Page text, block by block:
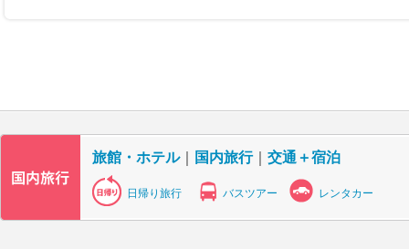
旅館・ホテル｜ 国内旅行｜ 交通＋宿泊
日帰り旅行 バスツアー レンタカー